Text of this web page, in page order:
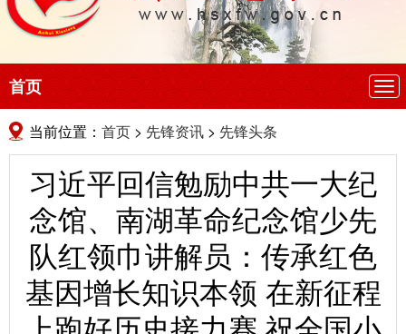
导
首页
当前位置： 首页 > 先锋资讯 > 先锋头条
习近平回信勉励中共一大纪
念馆、南湖革命纪念馆少先
队红领巾讲解员：传承红色
基因增长知识本领 在新征程